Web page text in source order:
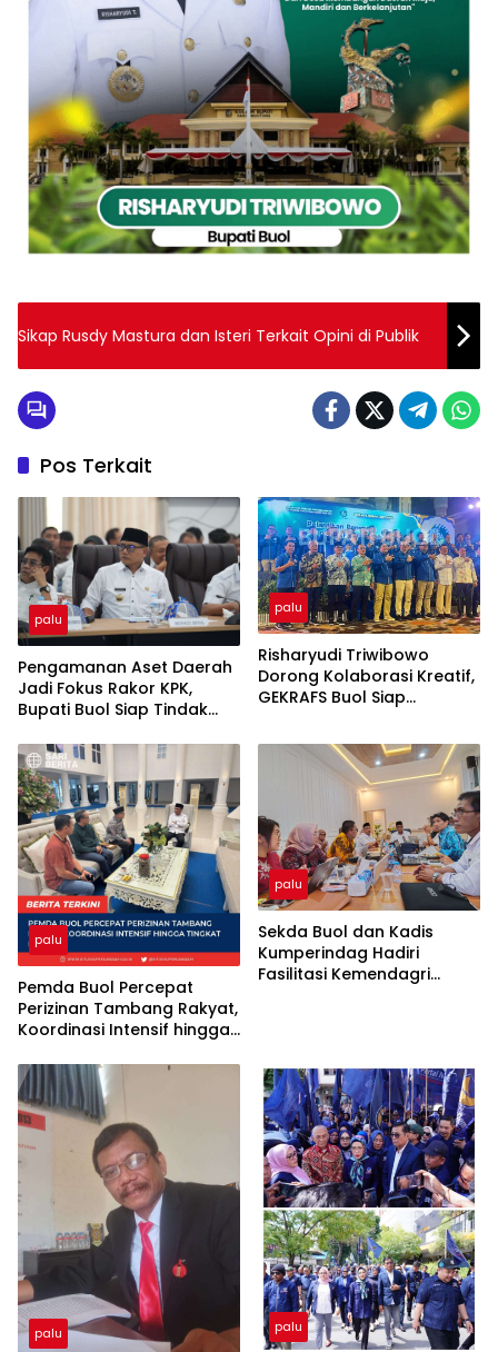
Sikap Rusdy Mastura dan Isteri Terkait Opini di Publik
Pos Terkait
palu
Pengamanan Aset Daerah
Jadi Fokus Rakor KPK,
Bupati Buol Siap Tindak
palu
Risharyudi Triwibowo
Dorong Kolaborasi Kreatif,
GEKRAFS Buol Siap
palu
Pemda Buol Percepat
Perizinan Tambang Rakyat,
Koordinasi Intensif hingga
palu
Sekda Buol dan Kadis
Kumperindag Hadiri
Fasilitasi Kemendagri
palu palu